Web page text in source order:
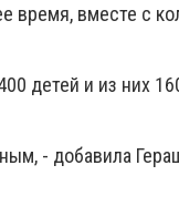
время, вместе с
детей и из них
- добавила